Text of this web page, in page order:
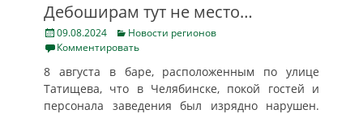
Дебоширам тут не место…
Posted
on
09.08.2024 Categories
Новости регионов
Комментировать
8 августа в баре, расположенным по улице
Татищева, что в Челябинске, покой гостей и
персонала заведения был изрядно нарушен.